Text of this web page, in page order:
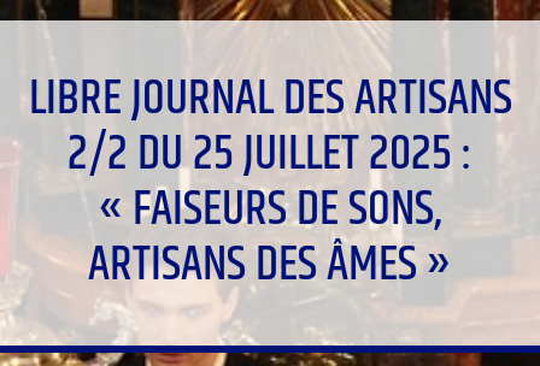
LIBRE JOURNAL DES ARTISANS
2/2 DU 25 JUILLET 2025 :
« FAISEURS DE SONS,
ARTISANS DES ÂMES »